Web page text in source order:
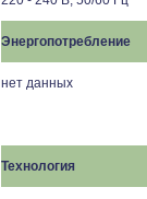
Энергопотребление
нет данных
Технология